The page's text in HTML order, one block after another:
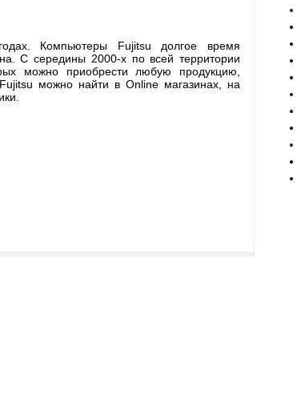
Компьютеры Fujitsu долгое время
С середины 2000-х по всей территории
можно приобрести любую продукцию,
можно найти в Online магазинах, на